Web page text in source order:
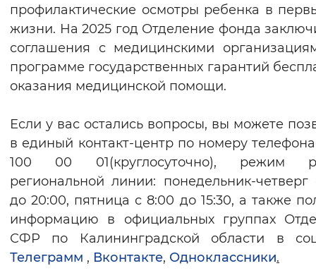
профилактические осмотры ребенка в
жизни. На 2025 год Отделение фонда
соглашения с медицинскими
программе государственных гарантий
оказания медицинской помощи.
Если у вас остались вопросы, вы можете
в единый контакт-центр по номеру
100 00 01(круглосуточно), режим
региональной линии: понедельник-четверг
до 20:00, пятница с 8:00 до 15:30, а также
информацию в официальных группах
СФР по Калининградской области в
Телеграмм , Вконтакте, Одноклассники.